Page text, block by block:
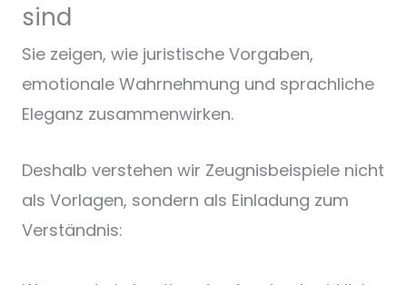
sind
Sie zeigen, wie juristische Vorgaben,
emotionale Wahrnehmung und sprachliche
Eleganz zusammenwirken.
Deshalb verstehen wir Zeugnisbeispiele nicht
als Vorlagen, sondern als Einladung zum
Verständnis: